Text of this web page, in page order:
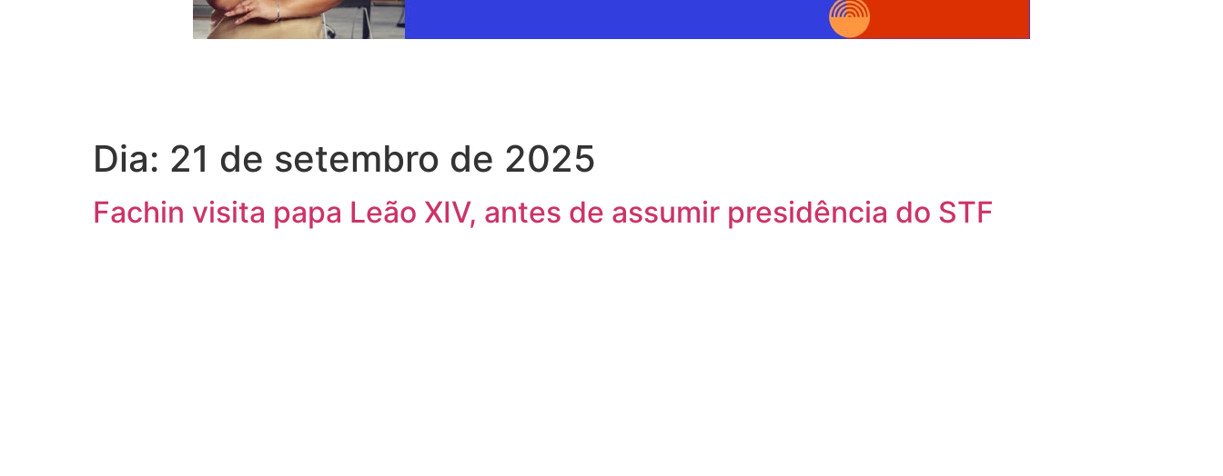
Dia: 21 de setembro de 2025
Fachin visita papa Leão XIV, antes de assumir presidência do STF